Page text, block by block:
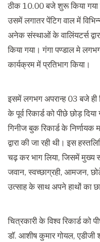
ठीक 10.00 बजे शुरू किया
उसमें लगातर पेंटिग वाल में
अनेक संस्थाओं के वालिंयटर्स
किया गया। गंगा पण्डाल मे
कार्यक्रम में प्रतिभाग किया।
इसमें लगभग अपरान्ह 03 बजे
के पूर्व रिकार्ड को पीछे छोड़
गिनीज बुक रिकार्ड के
द्वारा की जा रही थी। इस
चढ़ कर भाग लिया, जिसमें मुख्य
जवान, स्वच्छाग्रही, आमजन,
उत्साह के साथ अपने हाथों का
चित्रकारी के विश्व रिकार्ड
डॉ. आशीष कुमार गोयल, एडीजी